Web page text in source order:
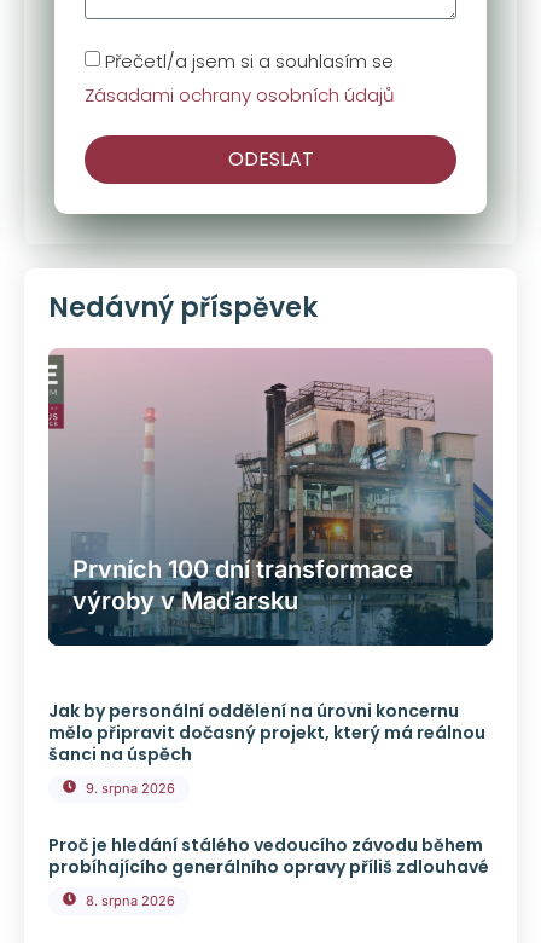
Přečetl/a jsem si a souhlasím se
Zásadami ochrany osobních údajů
ODESLAT
Nedávný příspěvek
Prvních 100 dní transformace
výroby v Maďarsku
Jak by personální oddělení na úrovni koncernu
mělo připravit dočasný projekt, který má reálnou
šanci na úspěch
9. srpna 2026
Proč je hledání stálého vedoucího závodu během
probíhajícího generálního opravy příliš zdlouhavé
8. srpna 2026